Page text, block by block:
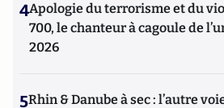
4Apologie du terrorisme et du
700, le chanteur à cagoule de
2026
5Rhin & Danube à sec : l’autre